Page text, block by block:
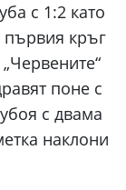
с 1:2 като
първия кръг
поне с
с двама
наклони